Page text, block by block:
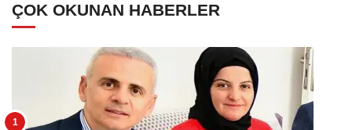
ÇOK OKUNAN HABERLER